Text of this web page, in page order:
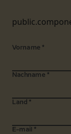
Vorname *
Nachname *
Land *
E-mail *